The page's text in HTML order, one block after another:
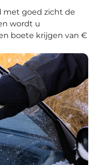
met goed zicht de
wordt u
boete krijgen van €